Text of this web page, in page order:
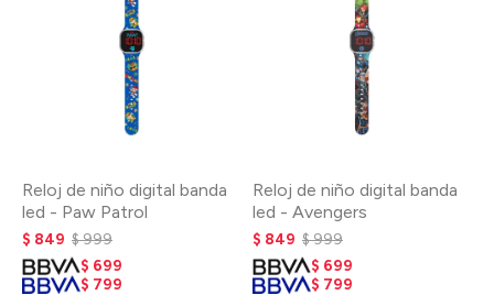
Reloj de niño digital banda
led - Paw Patrol
$ 849 $999
$ 699
$ 799
Reloj de niño digital banda
led - Avengers
$ 849 $999
$ 699
$ 799